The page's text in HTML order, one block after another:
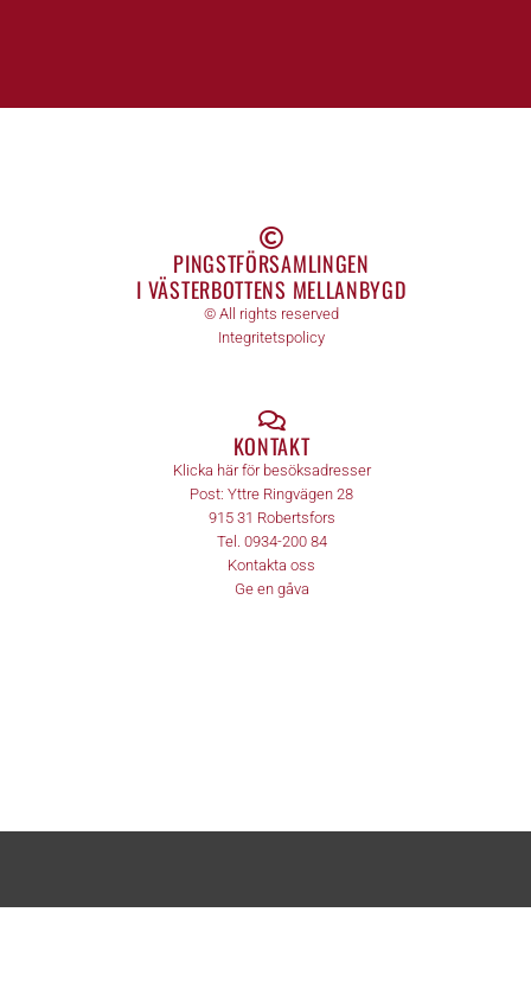
PINGSTFÖRSAMLINGEN
I VÄSTERBOTTENS MELLANBYGD
© All rights reserved
Integritetspolicy
KONTAKT
Klicka här för besöksadresser
Post: Yttre Ringvägen 28
915 31 Robertsfors
Tel. 0934-200 84
Kontakta oss
Ge en gåva